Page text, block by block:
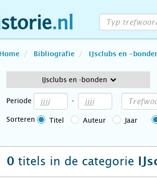
Home Bibliografie IJsclubs en -
IJsclubs en -bonden
Periode -
Sorteren Titel Auteur Jaar
0 titels in de categorie